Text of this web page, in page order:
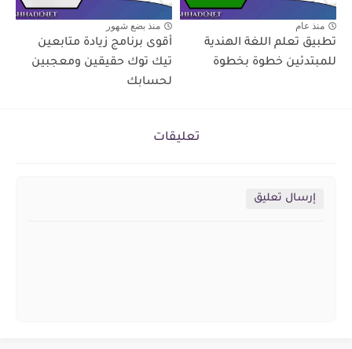
منذ عام
تطبيق تعلم اللغة الهندية
للمبتدئين خطوة بخطوة
منذ بضع شهور
أقوى برنامج زيادة متابعين
تيك توك حقيقين ومعجبين
لحسابك
تعليقات
إرسال تعليق